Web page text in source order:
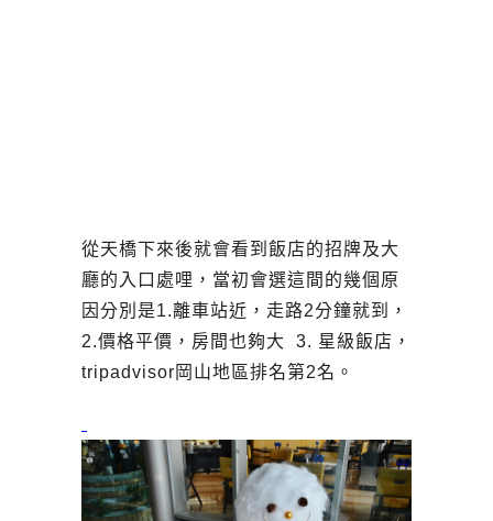
從天橋下來後就會看到飯店的招牌及大
廳的入口處哩，當初會選這間的幾個原
因分別是1.離車站近，走路2分鐘就到，
2.價格平價，房間也夠大 3. 星級飯店，
tripadvisor岡山地區排名第2名。